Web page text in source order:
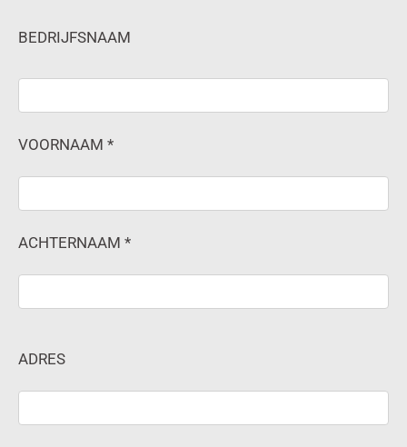
BEDRIJFSNAAM
VOORNAAM *
ACHTERNAAM *
ADRES